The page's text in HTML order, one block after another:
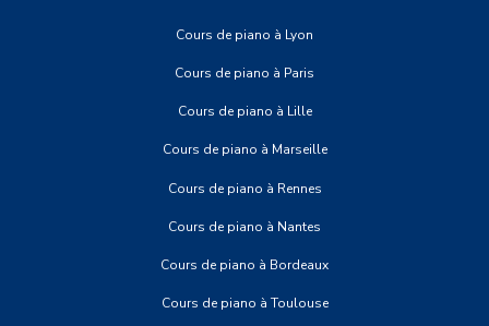
Cours de piano à Lyon
Cours de piano à Paris
Cours de piano à Lille
Cours de piano à Marseille
Cours de piano à Rennes
Cours de piano à Nantes
Cours de piano à Bordeaux
Cours de piano à Toulouse